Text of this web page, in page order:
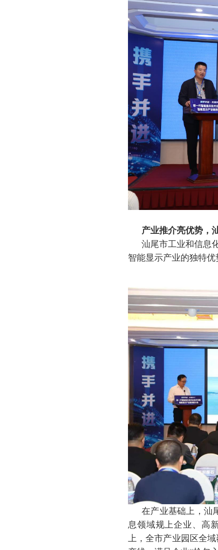
产业推介亮优势，
汕尾市工业和信息
智能显示产业的独特优
在产业基础上，汕
息领域规上企业、高
上，全市产业园区全